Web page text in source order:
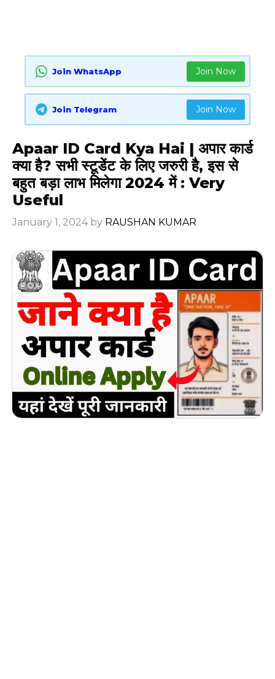
Join WhatsApp Join Now
Join Telegram Join Now
Apaar ID Card Kya Hai | अपार कार्ड
क्या है? सभी स्टूडेंट के लिए जरुरी है, इस से
बहुत बड़ा लाभ मिलेगा 2024 में : Very
Useful
January 1, 2024 by RAUSHAN KUMAR